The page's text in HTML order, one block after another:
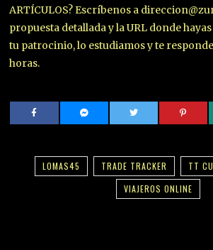
ARTÍCULOS? Escríbenos a
propuesta detallada y la URL donde
tu patrocinio, lo estudiamos y te
horas.
LOMAS45 TRADE TRACKER
TT
VIAJEROS ONLINE